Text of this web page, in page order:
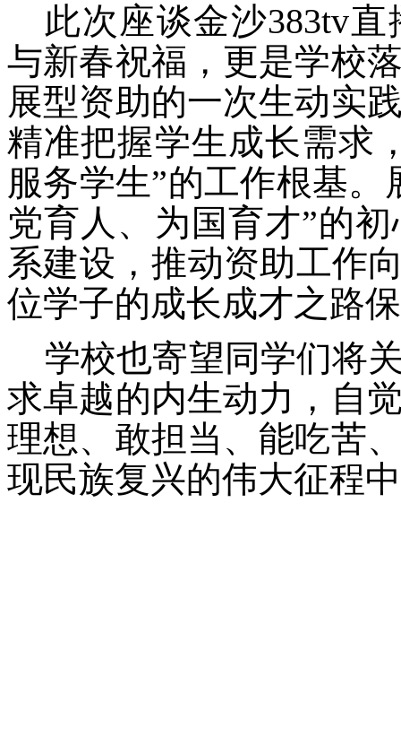
此次座谈金沙383tv
与新春祝福，更是学校
展型资助的一次生动实
精准把握学生成长需求
服务学生”的工作根基
党育人、为国育才”的
系建设，推动资助工作
位学子的成长成才之路
学校也寄望同学们将
求卓越的内生动力，自
理想、敢担当、能吃苦
现民族复兴的伟大征程